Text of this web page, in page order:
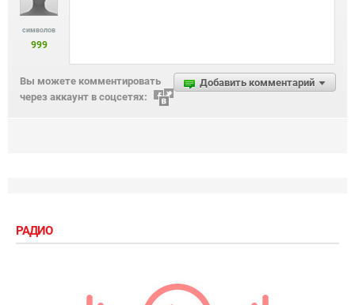
символов
999
Добавить комментарий
Вы можете комментировать
через аккаунт в соцсетях:
РАДИО